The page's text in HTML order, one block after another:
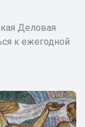
Деловая
к ежегодной